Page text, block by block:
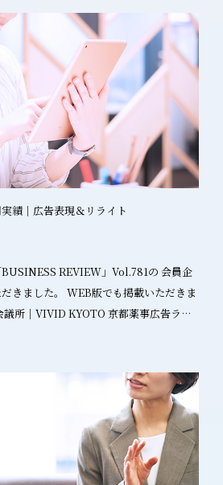
：使用方法の説明
画は効果表現となりNG SNSで措
シ
示法に基づく措置命令について 違反
果を標
ト製薬株式会社に
命令について | 消費者庁 違反内容
業でも
リス
によ
プレスリリ
的としているため、BtoB広告は原則と
すべてを満たす場合に「広告」として
外の
となります。薬機法における「一般
指すため、以下のような場合でも適用
料
リース
ローチャート Step 1: 資料の目
本記事では、改正の重要
説します。 特記表示とは 特記
特定成分を抜き出して記載することで
ていましたが、 今回の通知に基
ことになりました。 改正の目的
の広告を巡る環境の変化を考慮し、よ
ため」とされています。 参考資料
合
「アロエエキス：保
など
成分中、特定の成分を表示することで
とが特記表示の対象となりました。 2.
及び製
、「事実である」という表現から「客観
績｜広告表現＆リライト
REVIEW」Vol.781の 会員企
でも掲載いただきま
いう地に親近感を持っていただけま
入れているので、地元愛深めでこれから
お悩みの方